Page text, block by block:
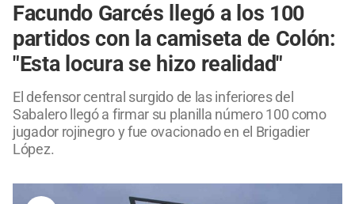
Facundo Garcés llegó a los 100
partidos con la camiseta de Colón:
"Esta locura se hizo realidad"
El defensor central surgido de las inferiores del
Sabalero llegó a firmar su planilla número 100 como
jugador rojinegro y fue ovacionado en el Brigadier
López.